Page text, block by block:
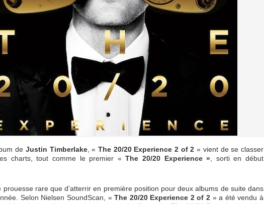
de Justin Timberlake, « The 20/20 Experience 2 of 2» vient de se classer
charts, tout comme le premier « The 20/20 Experience » , sorti en début
prouesse rare que d’atterrir en première position pour deux albums de suite dans
Selon Nielsen SoundScan, « The 20/20 Experience 2 of 2 » a été vendu à